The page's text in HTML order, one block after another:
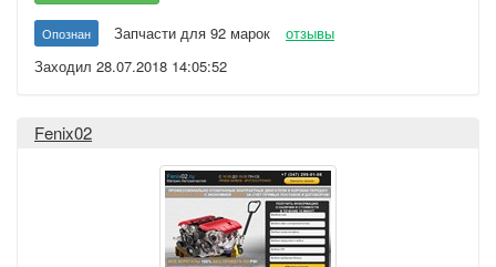
Опознан Запчасти для 92 марок
отзывы
Заходил 28.07.2018 14:05:52
Fenix02